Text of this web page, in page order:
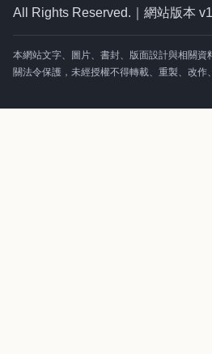
All Rights Reserved.｜網站版本
本網站文字、圖片、書封、版面設計與相關資
關法令保護，未經授權不得轉載、重製、改作